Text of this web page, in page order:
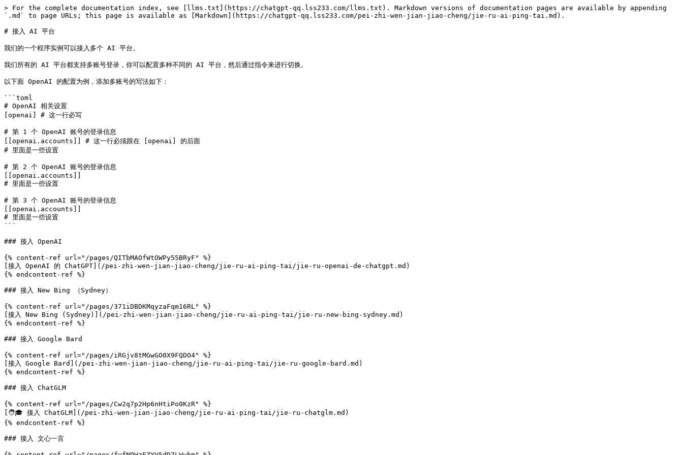
> For the complete documentation index, see [llms.txt](https://chatgpt-qq.lss233.com/llms.txt). Markdown versions of documentation pages are available by appending
`.md` to page URLs; this page is available as [Markdown](https://chatgpt-qq.lss233.com/pei-zhi-wen-jian-jiao-cheng/jie-ru-ai-ping-tai.md).
# 接入 AI 平台
我们的一个程序实例可以接入多个 AI 平台。
我们所有的 AI 平台都支持多账号登录，你可以配置多种不同的 AI 平台，然后通过指令来进行切换。
以下面 OpenAI 的配置为例，添加多账号的写法如下：
```toml
# OpenAI 相关设置
[openai] # 这一行必写
# 第 1 个 OpenAI 账号的登录信息
[[openai.accounts]] # 这一行必须跟在 [openai] 的后面
# 里面是一些设置
# 第 2 个 OpenAI 账号的登录信息
[[openai.accounts]]
# 里面是一些设置
# 第 3 个 OpenAI 账号的登录信息
[[openai.accounts]]
# 里面是一些设置
```
### 接入 OpenAI
{% content-ref url="/pages/QITbMAOfWtOWPy55BRyF" %}
[接入 OpenAI 的 ChatGPT](/pei-zhi-wen-jian-jiao-cheng/jie-ru-ai-ping-tai/jie-ru-openai-de-chatgpt.md)
{% endcontent-ref %}
### 接入 New Bing （Sydney）
{% content-ref url="/pages/371iDBDKMqyzaFqm16RL" %}
[接入 New Bing (Sydney)](/pei-zhi-wen-jian-jiao-cheng/jie-ru-ai-ping-tai/jie-ru-new-bing-sydney.md)
{% endcontent-ref %}
### 接入 Google Bard
{% content-ref url="/pages/iRGjv8tMGwGO0X9FQDO4" %}
[接入 Google Bard](/pei-zhi-wen-jian-jiao-cheng/jie-ru-ai-ping-tai/jie-ru-google-bard.md)
{% endcontent-ref %}
### 接入 ChatGLM
{% content-ref url="/pages/Cw2q7p2Hp6nHtiPo0KzR" %}
[🧑🎓 接入 ChatGLM](/pei-zhi-wen-jian-jiao-cheng/jie-ru-ai-ping-tai/jie-ru-chatglm.md)
{% endcontent-ref %}
### 接入 文心一言